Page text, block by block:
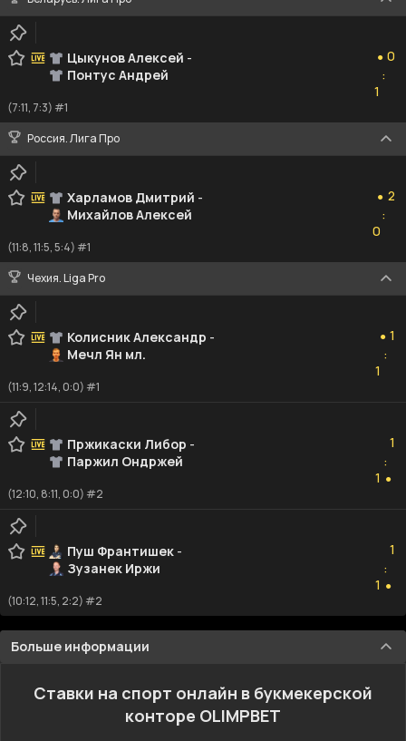
Цыкунов Алексей -
Понтус Андрей
● 0
:
1
(7:11, 7:3) #1
Россия. Лига Про
Харламов Дмитрий -
Михайлов Алексей
● 2
:
0
(11:8, 11:5, 5:4) #1
Чехия. Liga Pro
Колисник Александр -
Мечл Ян мл.
● 1
:
1
(11:9, 12:14, 0:0) #1
Пржикаски Либор -
Паржил Ондржей
1
:
1 ●
(12:10, 8:11, 0:0) #2
Пуш Франтишек -
Зузанек Иржи
1
:
1 ●
(10:12, 11:5, 2:2) #2
Больше информации
Ставки на спорт онлайн в букмекерской
конторе OLIMPBET